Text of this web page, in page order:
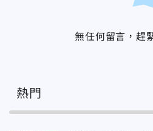
無任何留言，趕
熱門